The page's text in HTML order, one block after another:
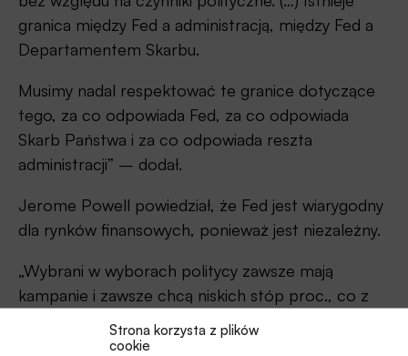
Strona korzysta z plików
cookie
granica między Fed a administracją, między Fed a
Departamentem Skarbu.
Musimy nadal respektować te granice dotyczące
tego, za co odpowiada Fed, za co odpowiada
Skarb Państwa i za co odpowiada reszta
administracji” – dodał.
Jerome Powell powiedział, że Fed jest wiarygodny
dla rynków finansowych, ponieważ jest niezależny.
„Wybrani w wyborach politycy zawsze mają
kampanie i zawsze chcą niskich stóp proc., co z
czasem prowadzi do inflacji. Dlatego po wiekach
doświadczenia z tym, cały świat przeszedł na inny